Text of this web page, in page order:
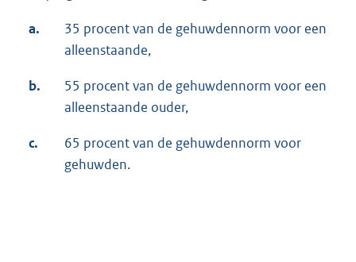
a.
35 procent van de gehuwdennorm voor een
alleenstaande,
b.
55 procent van de gehuwdennorm voor een
alleenstaande ouder,
c.
65 procent van de gehuwdennorm voor
gehuwden.